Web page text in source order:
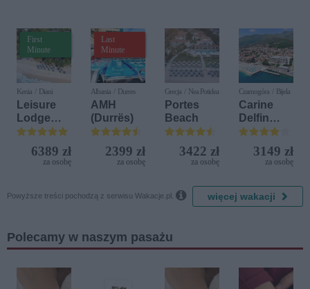
First
Minute
Kenia / Diani
Leisure
Lodge
Beach &
Golf
Resort by
Diamonds
6389 zł
za osobę
Last
Minute
Albania / Durres
AMH
(Durrës)
2399 zł
za osobę
Grecja / Nea Potidea
Portes
Beach
3422 zł
za osobę
Czarnogóra / Bijela
Carine
Delfin
Bijela (ex.
Iberostar
Bijela
3149 zł
za osobę
Powyższe treści pochodzą z serwisu Wakacje.pl.  więcej wakacji
Polecamy w naszym pasażu